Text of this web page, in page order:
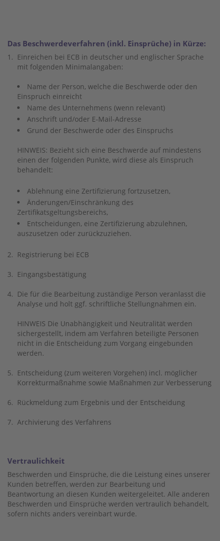
Das Beschwerdeverfahren (inkl. Einsprüche) in Kürze:
1. Einreichen bei ECB in deutscher und englischer Sprache
mit folgenden Minimalangaben:
Name der Person, welche die Beschwerde oder den
Einspruch einreicht
Name des Unternehmens (wenn relevant)
Anschrift und/oder E-Mail-Adresse
Grund der Beschwerde oder des Einspruchs
HINWEIS: Bezieht sich eine Beschwerde auf mindestens
einen der folgenden Punkte, wird diese als Einspruch
behandelt:
Ablehnung eine Zertifizierung fortzusetzen,
Änderungen/Einschränkung des
Zertifikatsgeltungsbereichs,
Entscheidungen, eine Zertifizierung abzulehnen,
auszusetzen oder zurückzuziehen.
2. Registrierung bei ECB
3. Eingangsbestätigung
4. Die für die Bearbeitung zuständige Person veranlasst die
Analyse und holt ggf. schriftliche Stellungnahmen ein.
HINWEIS Die Unabhängigkeit und Neutralität werden
sichergestellt, indem am Verfahren beteiligte Personen
nicht in die Entscheidung zum Vorgang eingebunden
werden.
5. Entscheidung (zum weiteren Vorgehen) incl. möglicher
Korrekturmaßnahme sowie Maßnahmen zur Verbesserung
6. Rückmeldung zum Ergebnis und der Entscheidung
7. Archivierung des Verfahrens
Vertraulichkeit
Beschwerden und Einsprüche, die die Leistung eines unserer
Kunden betreffen, werden zur Bearbeitung und
Beantwortung an diesen Kunden weitergeleitet. Alle anderen
Beschwerden und Einsprüche werden vertraulich behandelt,
sofern nichts anders vereinbart wurde.